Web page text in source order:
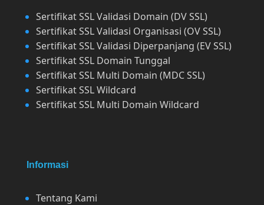
Sertifikat SSL Validasi Domain (DV SSL)
Sertifikat SSL Validasi Organisasi (OV SSL)
Sertifikat SSL Validasi Diperpanjang (EV SSL)
Sertifikat SSL Domain Tunggal
Sertifikat SSL Multi Domain (MDC SSL)
Sertifikat SSL Wildcard
Sertifikat SSL Multi Domain Wildcard
Informasi
Tentang Kami